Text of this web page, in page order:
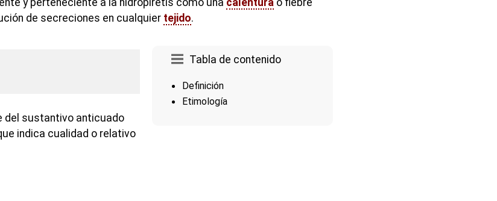
de secreciones en cualquier tejido.
Tabla de contenido
Definición
Etimología
del sustantivo anticuado
indica cualidad o relativo